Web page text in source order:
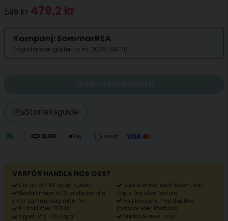
599 kr479,2 kr
Kampanj: SommarREA
Erbjudandet gäller t.o.m. 2026-08-10
Storleksguide
VARFÖR HANDLA HOS OSS?
Fler än 51 736 nöjda kunder!
Beställ innan kl 12, vi skickar din
order samma dag mån-fre
Fri frakt över 750 kr
Öppet köp i 30 dagar
Betala enkelt med Swish, Kort,
Apple Pay eller Faktura
Välj leverans med BudBee,
Instabox eller PostNord
Snabb & enkel retur